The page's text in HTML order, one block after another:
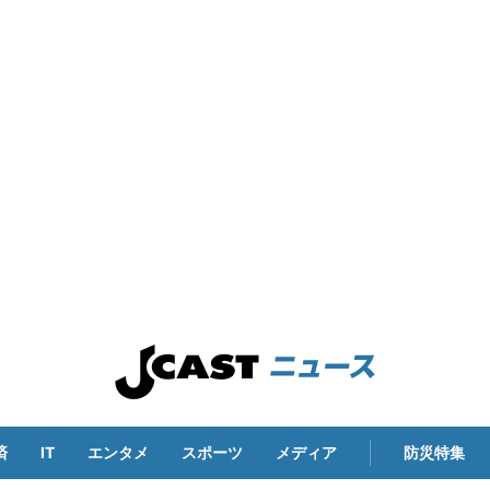
IT エンタメ スポーツ メディア 防災特集